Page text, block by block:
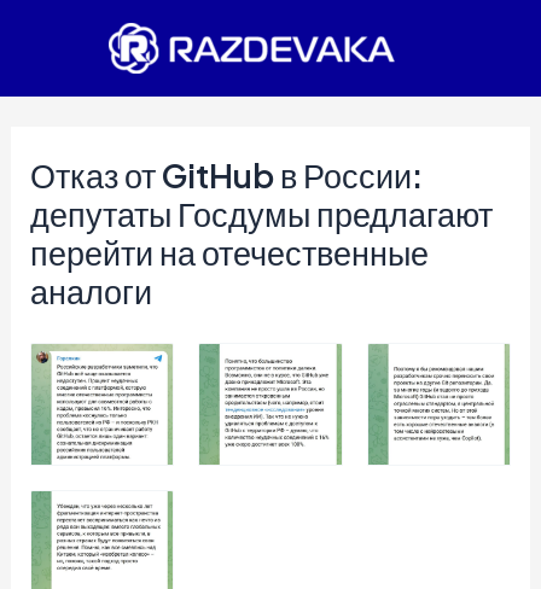
Отказ от GitHub в России:
депутаты Госдумы предлагают
перейти на отечественные
аналоги